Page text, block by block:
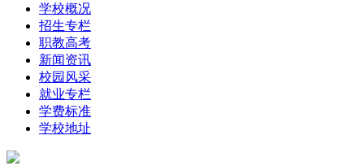
学校概况
招生专栏
职教高考
新闻资讯
校园风采
就业专栏
学费标准
学校地址